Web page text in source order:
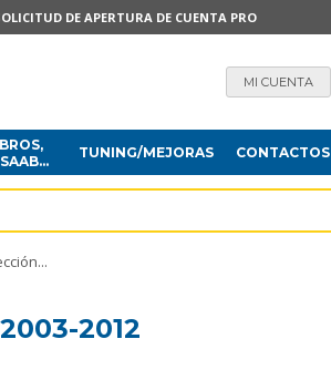
DE APERTURA DE CUENTA PRO
MI CUENTA
TUNING/MEJORAS CONTACTOS
2012